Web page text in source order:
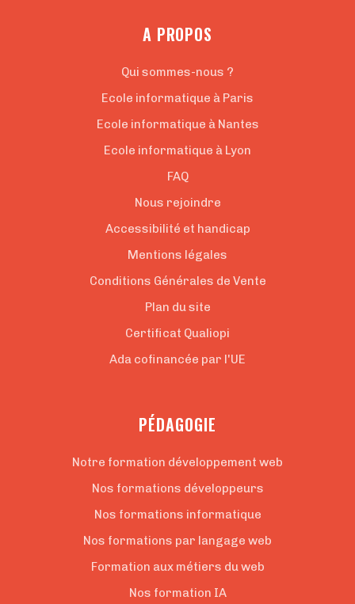
A PROPOS
Qui sommes-nous ?
Ecole informatique à Paris
Ecole informatique à Nantes
Ecole informatique à Lyon
FAQ
Nous rejoindre
Accessibilité et handicap
Mentions légales
Conditions Générales de Vente
Plan du site
Certificat Qualiopi
Ada cofinancée par l'UE
PÉDAGOGIE
Notre formation développement web
Nos formations développeurs
Nos formations informatique
Nos formations par langage web
Formation aux métiers du web
Nos formation IA